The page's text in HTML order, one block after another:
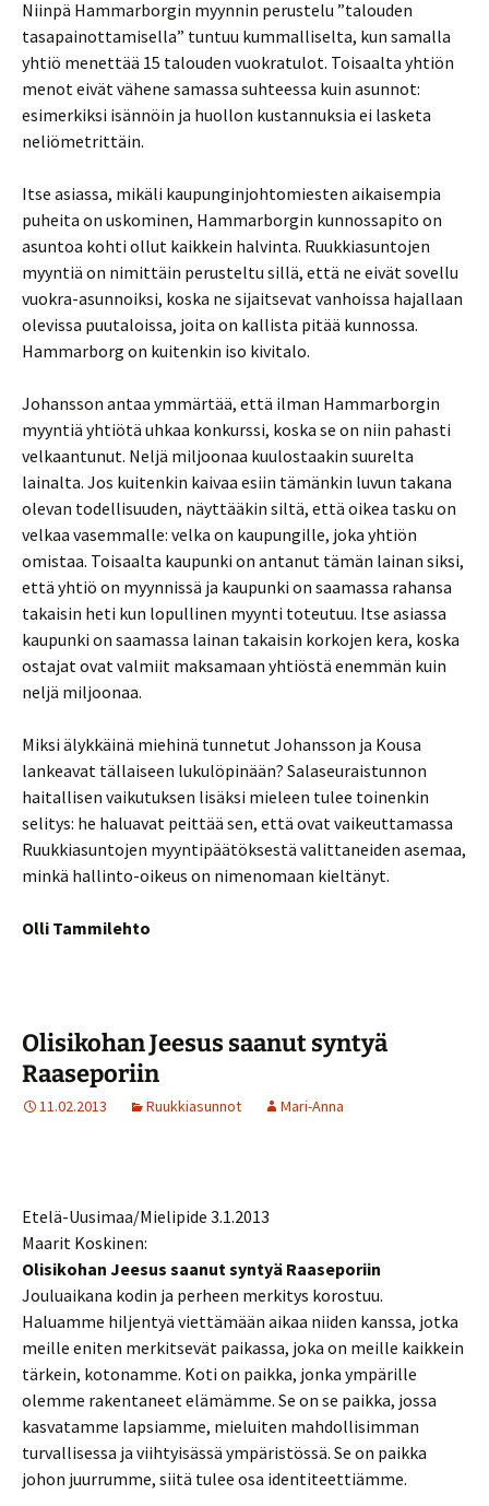
Niinpä Hammarborgin myynnin perustelu ”talouden
tasapainottamisella” tuntuu kummalliselta, kun samalla
yhtiö menettää 15 talouden vuokratulot. Toisaalta yhtiön
menot eivät vähene samassa suhteessa kuin asunnot:
esimerkiksi isännöin ja huollon kustannuksia ei lasketa
neliömetrittäin.
Itse asiassa, mikäli kaupunginjohtomiesten aikaisempia
puheita on uskominen, Hammarborgin kunnossapito on
asuntoa kohti ollut kaikkein halvinta. Ruukkiasuntojen
myyntiä on nimittäin perusteltu sillä, että ne eivät sovellu
vuokra-asunnoiksi, koska ne sijaitsevat vanhoissa hajallaan
olevissa puutaloissa, joita on kallista pitää kunnossa.
Hammarborg on kuitenkin iso kivitalo.
Johansson antaa ymmärtää, että ilman Hammarborgin
myyntiä yhtiötä uhkaa konkurssi, koska se on niin pahasti
velkaantunut. Neljä miljoonaa kuulostaakin suurelta
lainalta. Jos kuitenkin kaivaa esiin tämänkin luvun takana
olevan todellisuuden, näyttääkin siltä, että oikea tasku on
velkaa vasemmalle: velka on kaupungille, joka yhtiön
omistaa. Toisaalta kaupunki on antanut tämän lainan siksi,
että yhtiö on myynnissä ja kaupunki on saamassa rahansa
takaisin heti kun lopullinen myynti toteutuu. Itse asiassa
kaupunki on saamassa lainan takaisin korkojen kera, koska
ostajat ovat valmiit maksamaan yhtiöstä enemmän kuin
neljä miljoonaa.
Miksi älykkäinä miehinä tunnetut Johansson ja Kousa
lankeavat tällaiseen lukulöpinään? Salaseuraistunnon
haitallisen vaikutuksen lisäksi mieleen tulee toinenkin
selitys: he haluavat peittää sen, että ovat vaikeuttamassa
Ruukkiasuntojen myyntipäätöksestä valittaneiden asemaa,
minkä hallinto-oikeus on nimenomaan kieltänyt.
Olli Tammilehto
Olisikohan Jeesus saanut syntyä
Raaseporiin
11.02.2013 Ruukkiasunnot Mari-Anna
Etelä-Uusimaa/Mielipide 3.1.2013
Maarit Koskinen:
Olisikohan Jeesus saanut syntyä Raaseporiin
Jouluaikana kodin ja perheen merkitys korostuu.
Haluamme hiljentyä viettämään aikaa niiden kanssa, jotka
meille eniten merkitsevät paikassa, joka on meille kaikkein
tärkein, kotonamme. Koti on paikka, jonka ympärille
olemme rakentaneet elämämme. Se on se paikka, jossa
kasvatamme lapsiamme, mieluiten mahdollisimman
turvallisessa ja viihtyisässä ympäristössä. Se on paikka
johon juurrumme, siitä tulee osa identiteettiämme.